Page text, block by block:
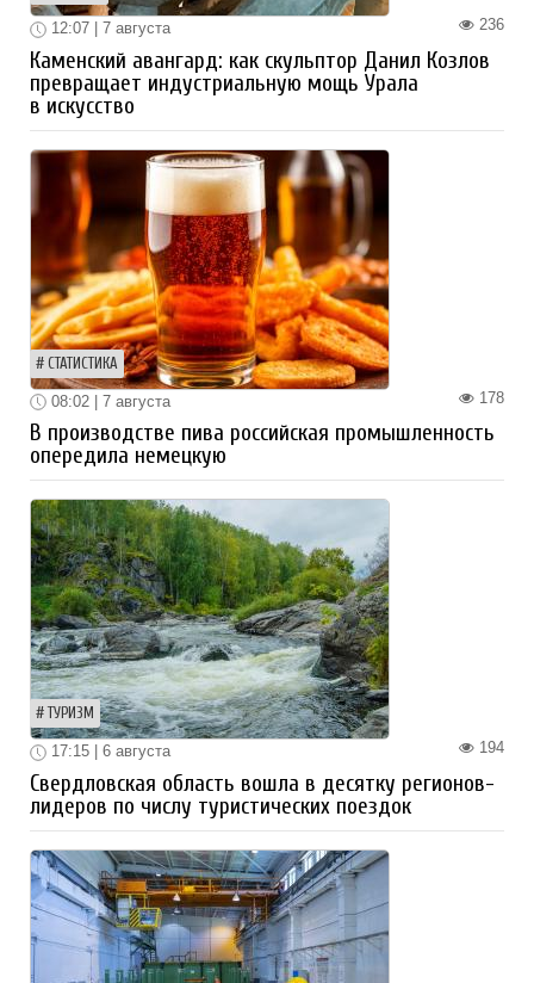
236
12:07 | 7 августа
Каменский авангард: как скульптор Данил Козлов
превращает индустриальную мощь Урала
в искусство
СТАТИСТИКА
178
08:02 | 7 августа
В производстве пива российская промышленность
опередила немецкую
ТУРИЗМ
194
17:15 | 6 августа
Свердловская область вошла в десятку регионов-
лидеров по числу туристических поездок